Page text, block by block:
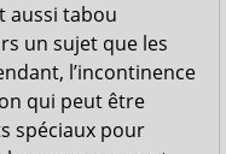
aussi tabou
un sujet que les
l’incontinence
qui peut être
spéciaux pour